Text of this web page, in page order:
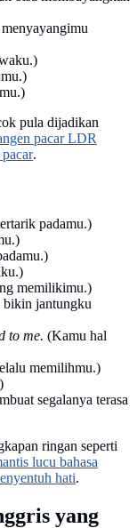
pula dijadikan
pacar LDR
.
padamu.)
memilikimu.)
jantungku
to me. (Kamu hal
memilihmu.)
segalanya terasa
ringan seperti
lucu bahasa
hati.
yang